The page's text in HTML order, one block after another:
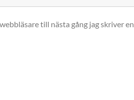
till nästa gång jag skriver en